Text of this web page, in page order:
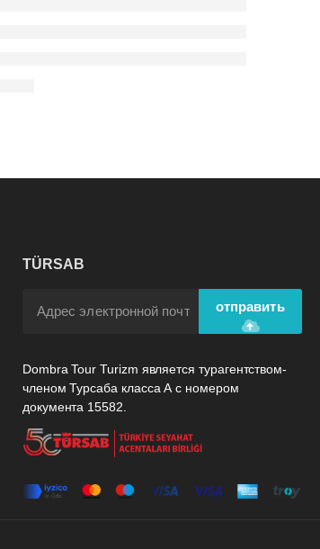
TÜRSAB
отправить
Dombra Tour Turizm является турагентством-
членом Турсаба класса А с номером
документа 15582.